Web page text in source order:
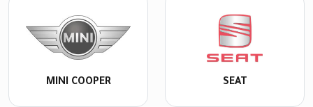
SEAT
MINI COOPER